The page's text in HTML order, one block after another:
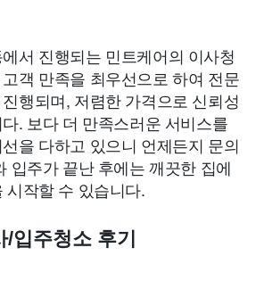
서 진행되는 민트케어의 이사청
객 만족을 최우선으로 하여 전문
행되며, 저렴한 가격으로 신뢰성
. 보다 더 만족스러운 서비스를
을 다하고 있으니 언제든지 문의
입주가 끝난 후에는 깨끗한 집에
시작할 수 있습니다.
입주청소 후기